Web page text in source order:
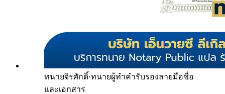
ทนายจิรศักดิ์·ทนายผู้ทำคำรับรองลายมือชื่อ
และเอกสาร